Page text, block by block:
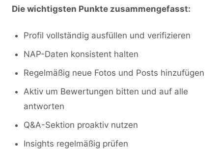
Die wichtigsten Punkte zusammengefasst:
Profil vollständig ausfüllen und verifizieren
NAP-Daten konsistent halten
Regelmäßig neue Fotos und Posts hinzufügen
Aktiv um Bewertungen bitten und auf alle
antworten
Q&A-Sektion proaktiv nutzen
Insights regelmäßig prüfen